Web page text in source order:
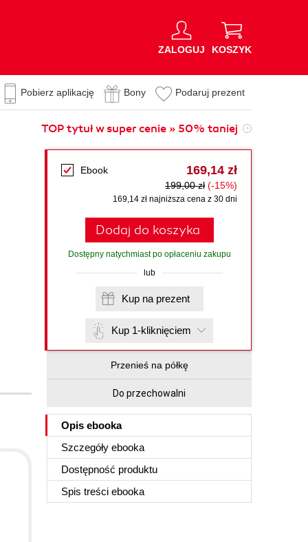
ZALOGUJ KOSZYK
Pobierz aplikację Bony Podaruj prezent
TOP tytuł w super cenie » 50% taniej
Ebook 169,14 zł
199,00 zł (-15%)
169,14 zł najniższa cena z 30 dni
Dodaj do koszyka
Dostępny natychmiast po opłaceniu zakupu
lub
Kup na prezent
Kup 1-kliknięciem
Przenieś na półkę
Do przechowalni
Opis ebooka
Szczegóły ebooka
Dostępność produktu
Spis treści ebooka